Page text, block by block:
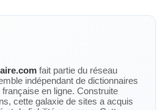
fait partie du réseau
indépendant de dictionnaires
française en ligne. Construite
cette galaxie de sites a acquis